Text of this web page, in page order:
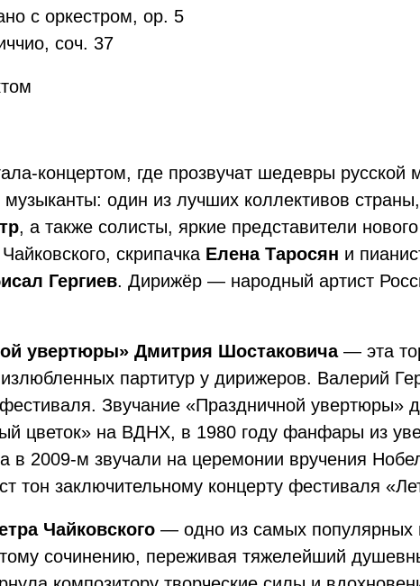
с оркестром, ор. 5
соч. 37
концертом, где прозвучат шедевры русской
один из лучших коллективов страны,
, а также солисты, яркие представители
скрипачка Елена Таросян и
Гергиев. Дирижёр — народный артист
увертюры» Дмитрия Шостаковича— эта
партитур у дирижеров. Валерий
Звучание «Праздничной увертюры»
цветок» на ВДНХ, в 1980 году фанфары из
в 2009-м звучали на церемонии вручения
тон заключительному концерту фестиваля
Чайковского — одно из самых популярных
сочинению, переживая тяжелейший